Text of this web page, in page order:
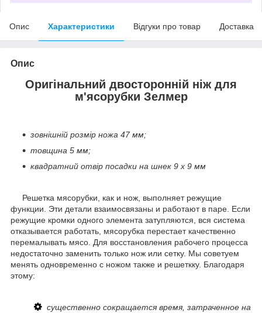
Опис Характеристики Відгуки про товар Доставка
Опис
Оригінальний двосторонній ніж для
м'ясорубки Зелмер
зовнішній розмір ножа 47 мм;
товщина 5 мм;
квадратний отвір посадки на шнек 9 x 9 мм
Решетка мясорубки, как и нож, выполняет режущие
функции. Эти детали взаимосвязаны и работают в паре. Если
режущие кромки одного элемента затупляются, вся система
отказывается работать, мясорубка перестает качественно
перемалывать мясо. Для восстановления рабочего процесса
недостаточно заменить только нож или сетку. Мы советуем
менять одновременно с ножом также и решеткку. Благодаря
этому:
существенно сокращается время, затраченное на